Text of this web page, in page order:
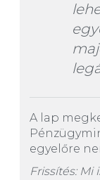
A lap
egyelőre
Frissítés: Mi